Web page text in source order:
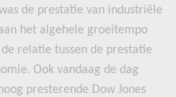
de prestatie van industriële
het algehele groeitempo
relatie tussen de prestatie
Ook vandaag de dag
presterende Dow Jones